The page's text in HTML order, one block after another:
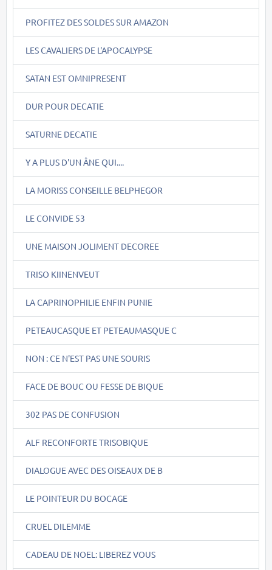
PROFITEZ DES SOLDES SUR AMAZON
LES CAVALIERS DE L'APOCALYPSE
SATAN EST OMNIPRESENT
DUR POUR DECATIE
SATURNE DECATIE
Y A PLUS D'UN ÂNE QUI....
LA MORISS CONSEILLE BELPHEGOR
LE CONVIDE 53
UNE MAISON JOLIMENT DECOREE
TRISO KIINENVEUT
LA CAPRINOPHILIE ENFIN PUNIE
PETEAUCASQUE ET PETEAUMASQUE C
NON : CE N'EST PAS UNE SOURIS
FACE DE BOUC OU FESSE DE BIQUE
302 PAS DE CONFUSION
ALF RECONFORTE TRISOBIQUE
DIALOGUE AVEC DES OISEAUX DE B
LE POINTEUR DU BOCAGE
CRUEL DILEMME
CADEAU DE NOEL: LIBEREZ VOUS